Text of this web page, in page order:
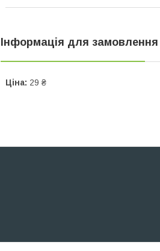
Інформація для замовлення
Ціна: 29 ₴